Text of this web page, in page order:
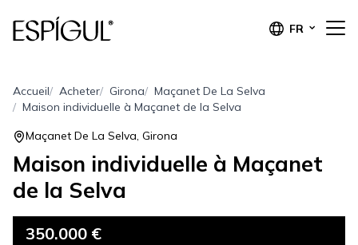
FR
Accueil Acheter Girona
Maçanet De La Selva
Maison individuelle à Maçanet de la Selva
Maçanet De La Selva, Girona
Maison individuelle à Maçanet
de la Selva
350.000 €